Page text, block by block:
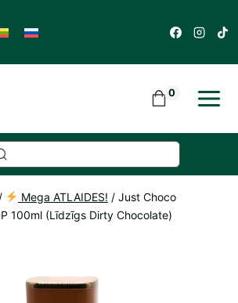
0
/ Mega ATLAIDES! / Just Choco
100ml (Līdzīgs Dirty Chocolate)